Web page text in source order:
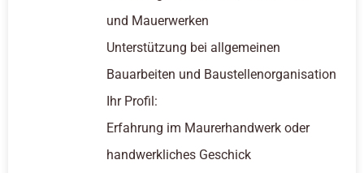
und Mauerwerken
Unterstützung bei allgemeinen
Bauarbeiten und Baustellenorganisation
Ihr Profil:
Erfahrung im Maurerhandwerk oder
handwerkliches Geschick